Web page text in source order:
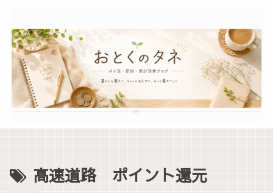
高速道路 ポイント還元